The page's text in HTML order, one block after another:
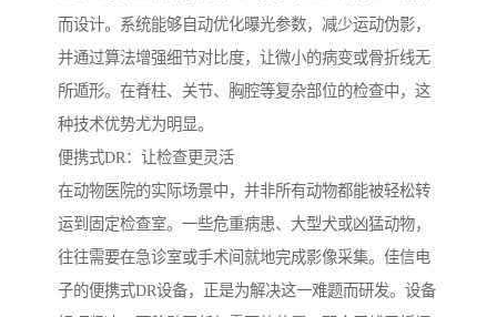
而设计。系统能够自动优化曝光参数，减少运动伪影，
并通过算法增强细节对比度，让微小的病变或骨折线无
所遁形。在脊柱、关节、胸腔等复杂部位的检查中，这
种技术优势尤为明显。
便携式DR：让检查更灵活
在动物医院的实际场景中，并非所有动物都能被轻松转
运到固定检查室。一些危重病患、大型犬或凶猛动物，
往往需要在急诊室或手术间就地完成影像采集。佳信电
子的便携式DR设备，正是为解决这一难题而研发。设备